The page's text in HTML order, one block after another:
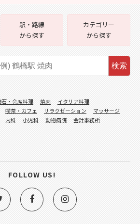
駅・路線
から探す
カテゴリー
から探す
検索
石・会席料理 焼肉
イタリア料理
喫茶・カフェ リラクゼーション
マッサージ
内科 小児科 動物病院
会計事務所
FOLLOW US!